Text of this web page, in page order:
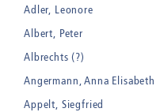
Adler, Leonore
Albert, Peter
Albrechts (?)
Angermann, Anna Elisabeth
Appelt, Siegfried